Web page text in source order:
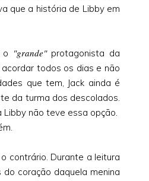
que a história de Libby em
o "grande" protagonista da
todos os dias e não
que tem, Jack ainda é
da turma dos descolados.
não teve essa opção.
contrário. Durante a leitura
coração daquela menina